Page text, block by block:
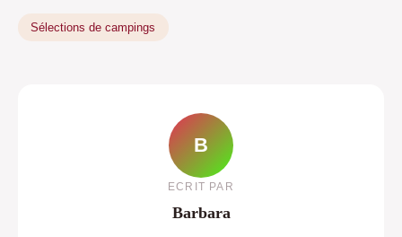
Sélections de campings
B
ECRIT PAR
Barbara